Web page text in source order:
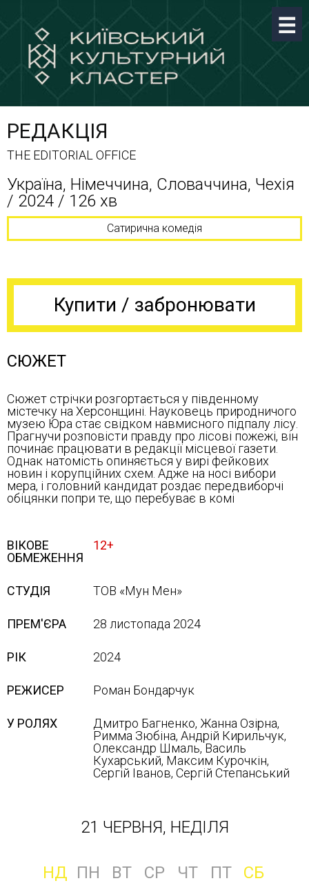
РЕДАКЦІЯ
THE EDITORIAL OFFICE
Україна, Німеччина, Словаччина, Чехія
/ 2024 / 126 хв
Сатирична комедія
Купити / забронювати
СЮЖЕТ
Сюжет стрічки розгортається у південному
містечку на Херсонщині. Науковець природничого
музею Юра стає свідком навмисного підпалу лісу.
Прагнучи розповісти правду про лісові пожежі, він
починає працювати в редакції місцевої газети.
Однак натомість опиняється у вирі фейкових
новин і корупційних схем. Адже на носі вибори
мера, і головний кандидат роздає передвиборчі
обіцянки попри те, що перебуває в комі
ВІКОВЕ
ОБМЕЖЕННЯ
12+
СТУДІЯ ТОВ «Мун Мен»
ПРЕМ'ЄРА 28 листопада 2024
РІК 2024
РЕЖИСЕР Роман Бондарчук
У РОЛЯХ
Дмитро Багненко, Жанна Озірна,
Римма Зюбіна, Андрій Кирильчук,
Олександр Шмаль, Василь
Кухарський, Максим Курочкін,
Сергій Іванов, Сергій Степанський
21 ЧЕРВНЯ, НЕДІЛЯ
НД ПН ВТ СР ЧТ ПТ
СБ